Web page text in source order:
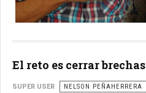
El reto es cerrar brechas
SUPER USER NELSON PEÑAHERRERA